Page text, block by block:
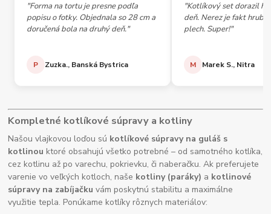
"Forma na tortu je presne podľa
popisu o fotky. Objednala so 28 cm a
doručená bola na druhý deň."
P Zuzka., Banská Bystrica
"Kotlíkový set dorazil
deň. Nerez je fakt
plech. Super!"
M Marek S., Nitra
Kompletné kotlíkové súpravy a kotliny
Našou vlajkovou loďou sú kotlíkové súpravy na guláš s
kotlinou ktoré obsahujú všetko potrebné – od samotného kotlíka,
cez kotlinu až po varechu, pokrievku, či naberačku. Ak preferujete
varenie vo veľkých kotloch, naše kotliny (paráky) a kotlinové
súpravy na zabíjačku vám poskytnú stabilitu a maximálne
využitie tepla. Ponúkame kotlíky rôznych materiálov: